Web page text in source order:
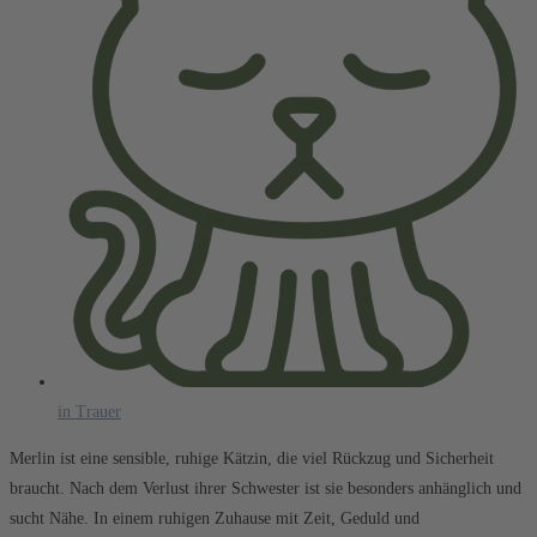
in Trauer
Merlin ist eine sensible, ruhige Kätzin, die viel Rückzug und Sicherheit
braucht. Nach dem Verlust ihrer Schwester ist sie besonders anhänglich und
sucht Nähe. In einem ruhigen Zuhause mit Zeit, Geduld und